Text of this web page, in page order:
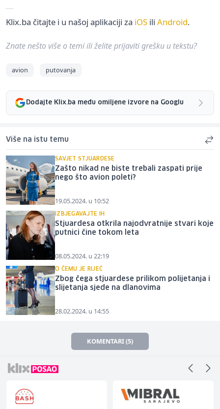
Klix.ba čitajte i u našoj aplikaciji za iOS ili Android.
Znate nešto više o temi ili želite prijaviti grešku u tekstu?
avion putovanja
Dodajte Klix.ba među omiljene izvore na Googlu
Više na istu temu
SAVJET STJUARDESE
Zašto nikad ne biste trebali zaspati prije
nego što avion poleti?
19.05.2024. u 10:52
IZBJEGAVAJTE IH
Stjuardesa otkrila najodvratnije stvari koje
putnici čine tokom leta
08.05.2024. u 22:19
O ČEMU JE RIJEČ
Zbog čega stjuardese prilikom polijetanja i
slijetanja sjede na dlanovima
28.02.2024. u 14:55
KOMENTARI (5)